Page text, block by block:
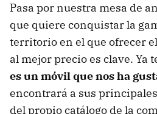
Pasa por nuestra mesa de
que quiere conquistar la
territorio en el que ofrecer
al mejor precio es clave. Ya
es un móvil que nos ha
encontrará a sus
del propio catálogo de la